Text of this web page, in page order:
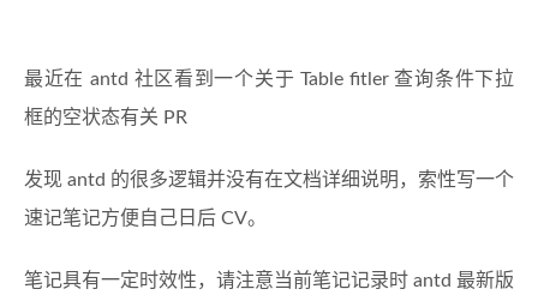
最近在 antd 社区看到一个关于 Table fitler 查询条件下拉
框的空状态有关 PR
发现 antd 的很多逻辑并没有在文档详细说明，索性写一个
速记笔记方便自己日后 CV。
笔记具有一定时效性，请注意当前笔记记录时 antd 最新版